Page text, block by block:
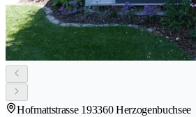
Hofmattstrasse 193360 Herzogenbuchsee